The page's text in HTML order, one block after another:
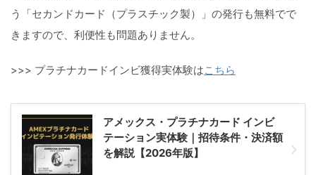
う「セカンドカード（プラスチック製）」の発行も無料でで
きますので、利便性も問題ありません。
>>> プラチナカードインビ獲得実体験はこちら
アメックス・プラチナカード インビ
テーション実体験｜招待条件・決済額
を解説【2026年版】